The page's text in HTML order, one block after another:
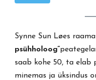
Synne Sun Løes
psühholoog“
saab kohe 50, ta elab
minemas ja üksindus